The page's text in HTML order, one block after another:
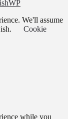
We'll assume
Cookie
while you